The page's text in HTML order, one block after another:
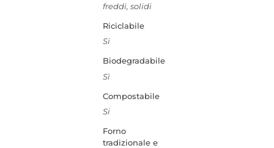
freddi, solidi
Riciclabile
Si
Biodegradabile
Sì
Compostabile
Si
Forno
tradizionale e